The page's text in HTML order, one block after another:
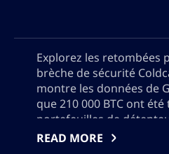
Explorez les retombées
brèche de sécurité
montre les données de
que 210 000 BTC ont
portefeuilles de
seulement une semaine.
READ MORE